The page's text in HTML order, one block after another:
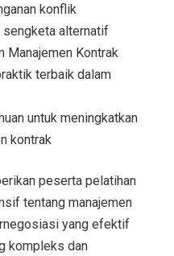
konflik
alternatif
Manajemen Kontrak
terbaik dalam
untuk meningkatkan
kontrak
peserta pelatihan
tentang manajemen
yang efektif
kompleks dan